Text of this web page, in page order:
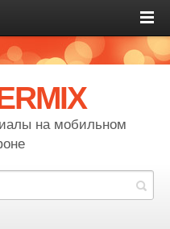
на мобильном